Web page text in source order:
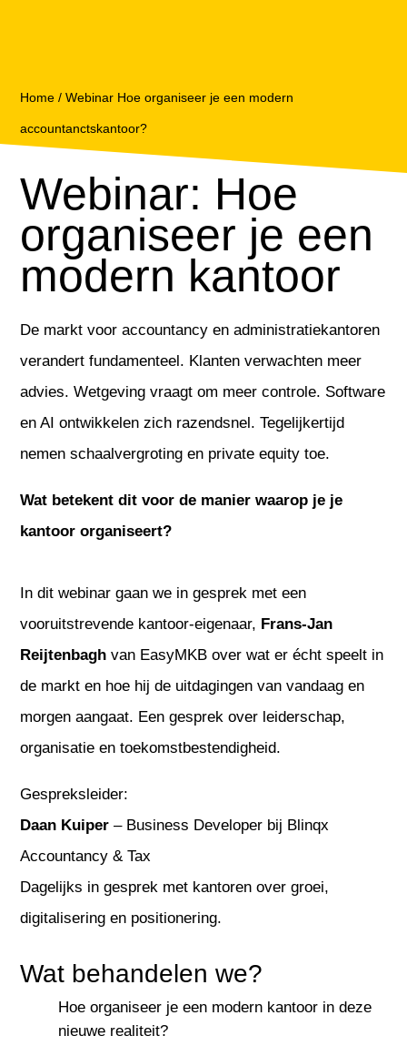
Home /Webinar Hoe organiseer je een modern
accountanctskantoor?
Webinar: Hoe
organiseer je een
modern kantoor
De markt voor accountancy en administratiekantoren
verandert fundamenteel. Klanten verwachten meer
advies. Wetgeving vraagt om meer controle. Software
en AI ontwikkelen zich razendsnel. Tegelijkertijd
nemen schaalvergroting en private equity toe.
Wat betekent dit voor de manier waarop je je
kantoor organiseert?
In dit webinar gaan we in gesprek met een
vooruitstrevende kantoor-eigenaar, Frans-Jan
Reijtenbagh van EasyMKB over wat er écht speelt in
de markt en hoe hij de uitdagingen van vandaag en
morgen aangaat. Een gesprek over leiderschap,
organisatie en toekomstbestendigheid.
Gespreksleider:
Daan Kuiper – Business Developer bij Blinqx
Accountancy & Tax
Dagelijks in gesprek met kantoren over groei,
digitalisering en positionering.
Wat behandelen we?
Hoe organiseer je een modern kantoor in deze
nieuwe realiteit?